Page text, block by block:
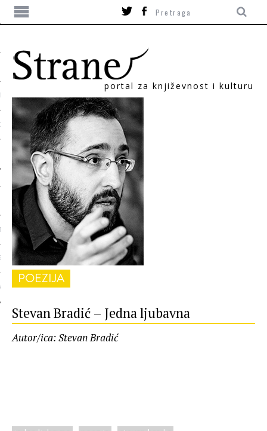
portal za književnost i kulturu
POEZIJA
Stevan Bradić – Jedna ljubavna
Autor/ica: Stevan Bradić